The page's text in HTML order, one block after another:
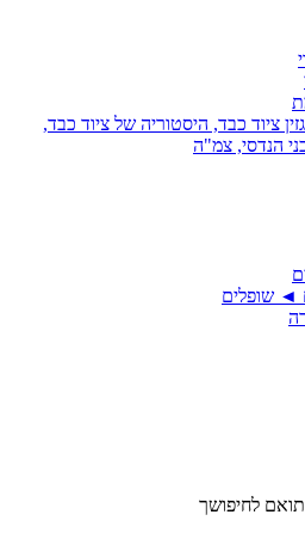
ציוד כבד, היסטוריה של ציוד כבד,
הנדסי, צמ"ה
◄ שופלים
לחיפושך